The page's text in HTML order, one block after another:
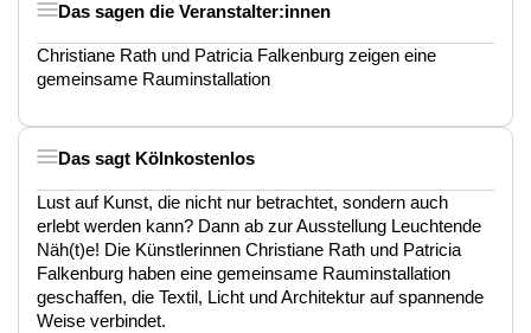
Das sagen die Veranstalter:innen
Christiane Rath und Patricia Falkenburg zeigen eine
gemeinsame Rauminstallation
Das sagt Kölnkostenlos
Lust auf Kunst, die nicht nur betrachtet, sondern auch
erlebt werden kann? Dann ab zur Ausstellung Leuchtende
Näh(t)e! Die Künstlerinnen Christiane Rath und Patricia
Falkenburg haben eine gemeinsame Rauminstallation
geschaffen, die Textil, Licht und Architektur auf spannende
Weise verbindet.